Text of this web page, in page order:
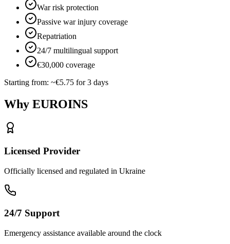
War risk protection
Passive war injury coverage
Repatriation
24/7 multilingual support
€30,000 coverage
Starting from: ~€5.75 for 3 days
Why EUROINS
Licensed Provider
Officially licensed and regulated in Ukraine
24/7 Support
Emergency assistance available around the clock